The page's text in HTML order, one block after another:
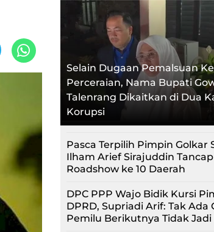
Selain Dugaan Pemalsuan
Perceraian, Nama Bupati
Talenrang Dikaitkan di Dua
Korupsi
Pasca Terpilih Pimpin Golkar
Ilham Arief Sirajuddin Tancap
Roadshow ke 10 Daerah
DPC PPP Wajo Bidik Kursi
DPRD, Supriadi Arif: Tak Ada
Pemilu Berikutnya Tidak